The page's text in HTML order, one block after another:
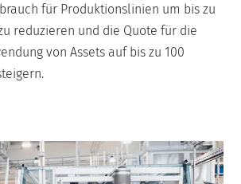
für Produktionslinien um bis zu
reduzieren und die Quote für die
von Assets auf bis zu 100